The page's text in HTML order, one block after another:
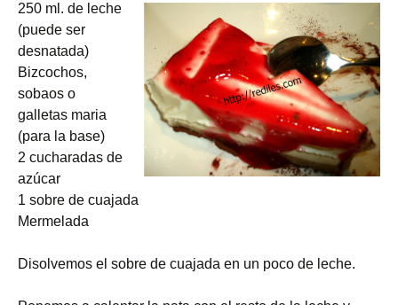
250 ml. de leche
(puede ser
desnatada)
Bizcochos,
sobaos o
galletas maria
(para la base)
2 cucharadas de
azúcar
1 sobre de cuajada
Mermelada
Disolvemos el sobre de cuajada en un poco de leche.